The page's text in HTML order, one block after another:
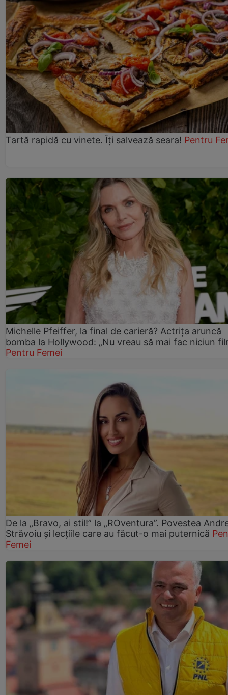
Tartă rapidă cu vinete. Îți salvează seara! Pentru
Michelle Pfeiffer, la final de carieră? Actrița aruncă
bomba la Hollywood: „Nu vreau să mai fac niciun
Pentru Femei
De la „Bravo, ai stil!” la „ROventura”. Povestea
Străvoiu și lecțiile care au făcut-o mai puternică
Femei